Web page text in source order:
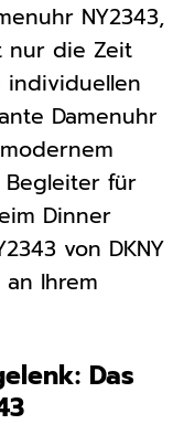
NY2343,
nur die Zeit
individuellen
Damenuhr
für
Dinner
von DKNY
Ihrem
Das